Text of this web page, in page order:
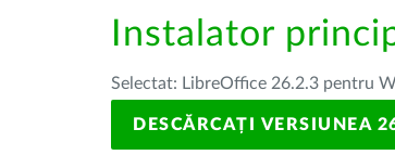
Instalator
Selectat: LibreOffice 26.2.3 pentru
DESCĂRCAȚI VERSIUNEA